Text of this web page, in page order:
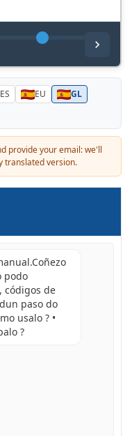
ES EU
GL
and provide your email:
translated version.
podo
códigos de
paso do
usalo ? •
?